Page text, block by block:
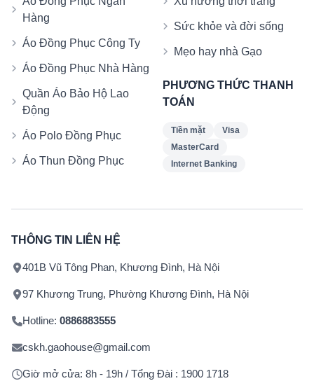
Hàng
Áo Đồng Phục Công Ty
Áo Đồng Phục Nhà Hàng
Quần Áo Bảo Hộ Lao
Động
Áo Polo Đồng Phục
Áo Thun Đồng Phục
Sức khỏe và đời sống
Mẹo hay nhà Gạo
PHƯƠNG THỨC THANH
TOÁN
Tiền mặt
Visa
MasterCard
Internet Banking
THÔNG TIN LIÊN HỆ
401B Vũ Tông Phan, Khương Đình, Hà Nội
97 Khương Trung, Phường Khương Đình, Hà Nội
Hotline: 0886883555
cskh.gaohouse@gmail.com
Giờ mở cửa: 8h - 19h / Tổng Đài : 1900 1718